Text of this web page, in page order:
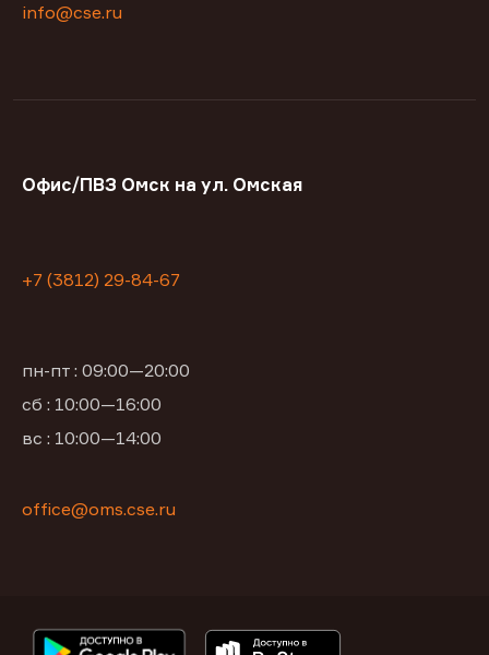
info@cse.ru
Офис/ПВЗ Омск на ул. Омская
+7 (3812) 29-84-67
пн-пт : 09:00—20:00
сб : 10:00—16:00
вс : 10:00—14:00
office@oms.cse.ru